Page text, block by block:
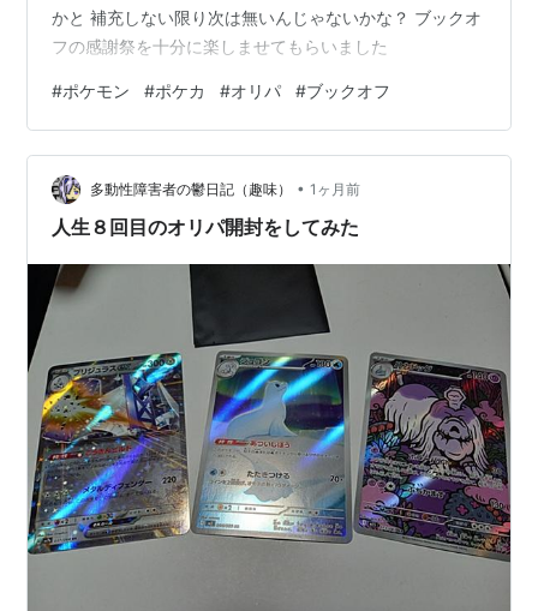
かと 補充しない限り次は無いんじゃないかな？ ブックオ
フの感謝祭を十分に楽しませてもらいました
#ポケモン #ポケカ #オリパ #ブックオフ
多動性障害者の鬱日記（趣味） • 1ヶ月前
人生８回目のオリパ開封をしてみた